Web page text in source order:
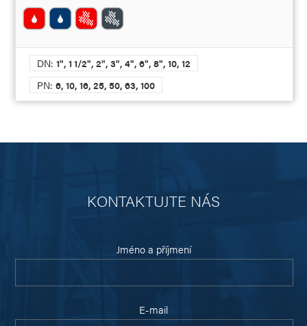
DN:1", 1 1/2", 2", 3", 4", 6", 8", 10, 12
PN:6, 10, 16, 25, 50, 63, 100
KONTAKTUJTE NÁS
Jméno a příjmení
E-mail